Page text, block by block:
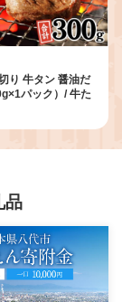
り 牛タン 醤油だ
パック）/ 牛た
ん 厚切り牛タン
にく 冷凍 やわら
不揃い 小分け 焼
品